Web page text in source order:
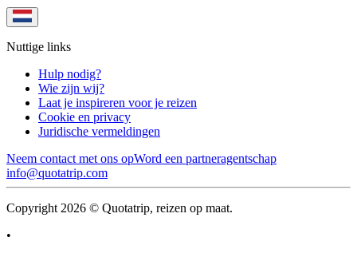
Nuttige links
Hulp nodig?
Wie zijn wij?
Laat je inspireren voor je reizen
Cookie en privacy
Juridische vermeldingen
Neem contact met ons opWord een partneragentschap
info@quotatrip.com
Copyright 2026 © Quotatrip, reizen op maat.
•